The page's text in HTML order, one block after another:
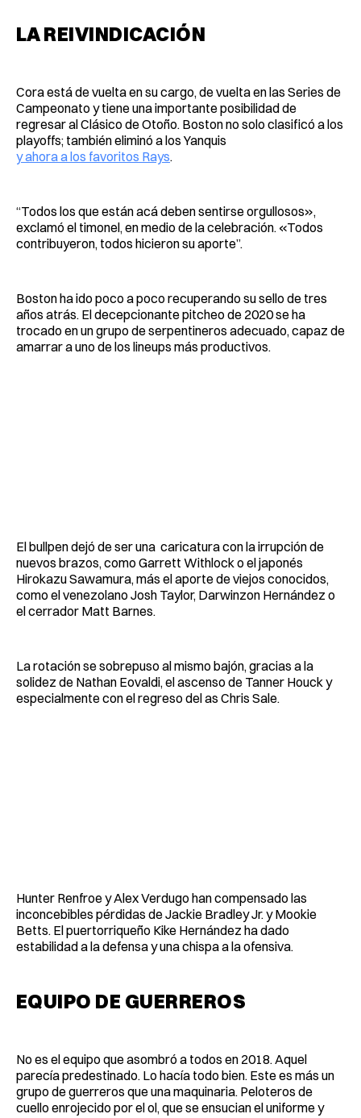
LA REIVINDICACIÓN
Cora está de vuelta en su cargo, de vuelta en las Series de
Campeonato y tiene una importante posibilidad de
regresar al Clásico de Otoño. Boston no solo clasificó a los
playoffs; también eliminó a los Yanquis
y ahora a los favoritos Rays.
“Todos los que están acá deben sentirse orgullosos»,
exclamó el timonel, en medio de la celebración. «Todos
contribuyeron, todos hicieron su aporte”.
Boston ha ido poco a poco recuperando su sello de tres
años atrás. El decepcionante pitcheo de 2020 se ha
trocado en un grupo de serpentineros adecuado, capaz de
amarrar a uno de los lineups más productivos.
El bullpen dejó de ser una caricatura con la irrupción de
nuevos brazos, como Garrett Withlock o el japonés
Hirokazu Sawamura, más el aporte de viejos conocidos,
como el venezolano Josh Taylor, Darwinzon Hernández o
el cerrador Matt Barnes.
La rotación se sobrepuso al mismo bajón, gracias a la
solidez de Nathan Eovaldi, el ascenso de Tanner Houck y
especialmente con el regreso del as Chris Sale.
Hunter Renfroe y Alex Verdugo han compensado las
inconcebibles pérdidas de Jackie Bradley Jr. y Mookie
Betts. El puertorriqueño Kike Hernández ha dado
estabilidad a la defensa y una chispa a la ofensiva.
EQUIPO DE GUERREROS
No es el equipo que asombró a todos en 2018. Aquel
parecía predestinado. Lo hacía todo bien. Este es más un
grupo de guerreros que una maquinaria. Peloteros de
cuello enrojecido por el ol, que se ensucian el uniforme y